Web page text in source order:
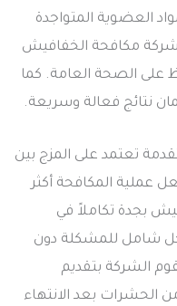
العضوية المتواجدة
شركة مكافحة الخفافيش
على الصحة العامة. كما
نتائج فعالة وسريعة.
تعتمد على المزج بين
عملية المكافحة أكثر
بجدة تكاملاً في
شامل للمشكلة دون
الشركة بتقديم
الحشرات بعد الانتهاء